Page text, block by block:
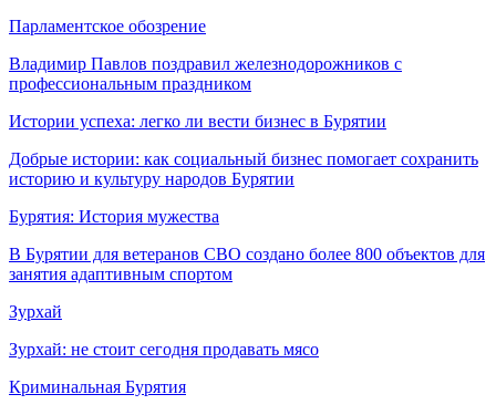
Парламентское обозрение
Владимир Павлов поздравил железнодорожников с
профессиональным праздником
Истории успеха: легко ли вести бизнес в Бурятии
Добрые истории: как социальный бизнес помогает сохранить
историю и культуру народов Бурятии
Бурятия: История мужества
В Бурятии для ветеранов СВО создано более 800 объектов для
занятия адаптивным спортом
Зурхай
Зурхай: не стоит сегодня продавать мясо
Криминальная Бурятия